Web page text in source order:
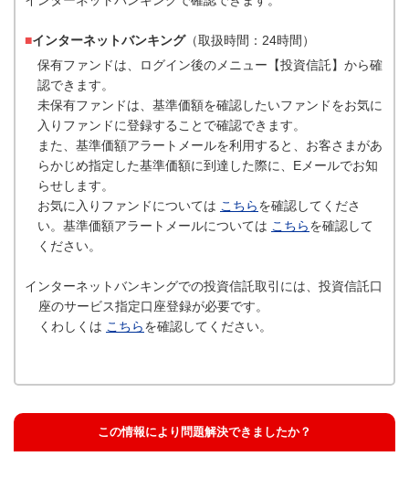
■インターネットバンキング（取扱時間：24時間）
保有ファンドは、ログイン後のメニュー【投資信託】から確
認できます。
未保有ファンドは、基準価額を確認したいファンドをお気に
入りファンドに登録することで確認できます。
また、基準価額アラートメールを利用すると、お客さまがあ
らかじめ指定した基準価額に到達した際に、Eメールでお知
らせします。
お気に入りファンドについては こちらを確認してくださ
い。基準価額アラートメールについては こちらを確認して
ください。
インターネットバンキングでの投資信託取引には、投資信託口
座のサービス指定口座登録が必要です。
くわしくは こちらを確認してください。
この情報により問題解決できましたか？